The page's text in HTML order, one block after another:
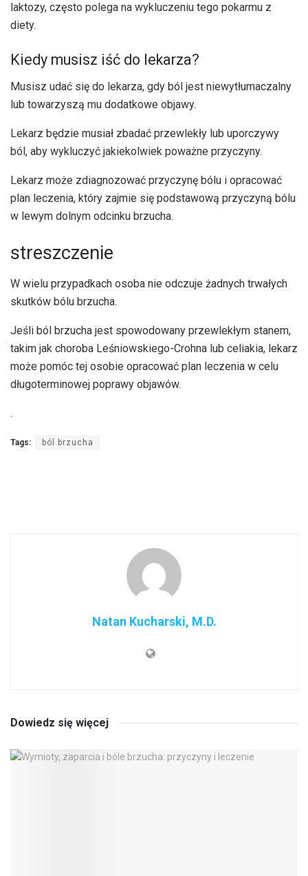
laktozy, często polega na wykluczeniu tego pokarmu z
diety.
Kiedy musisz iść do lekarza?
Musisz udać się do lekarza, gdy ból jest niewytłumaczalny
lub towarzyszą mu dodatkowe objawy.
Lekarz będzie musiał zbadać przewlekły lub uporczywy
ból, aby wykluczyć jakiekolwiek poważne przyczyny.
Lekarz może zdiagnozować przyczynę bólu i opracować
plan leczenia, który zajmie się podstawową przyczyną bólu
w lewym dolnym odcinku brzucha.
streszczenie
W wielu przypadkach osoba nie odczuje żadnych trwałych
skutków bólu brzucha.
Jeśli ból brzucha jest spowodowany przewlekłym stanem,
takim jak choroba Leśniowskiego-Crohna lub celiakia, lekarz
może pomóc tej osobie opracować plan leczenia w celu
długoterminowej poprawy objawów.
.
Tags: ból brzucha
Natan Kucharski, M.D.
Dowiedz się więcej